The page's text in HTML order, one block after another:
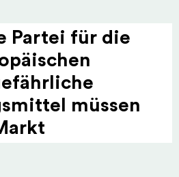
Partei für die
müssen